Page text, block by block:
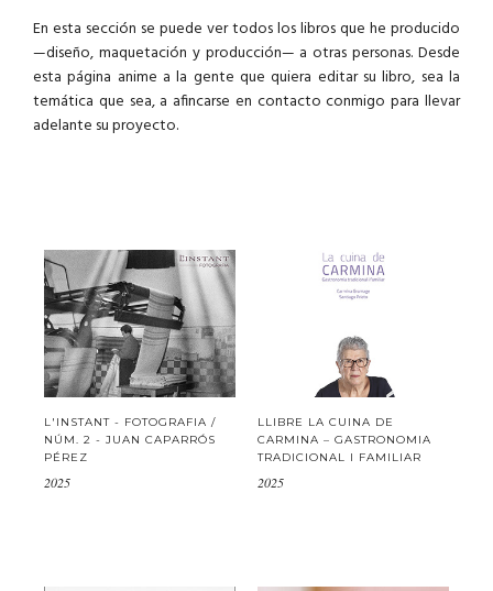
En esta sección se puede vertodos los libros que he producido
—diseño, maquetación y producción— a otras personas. Desde
esta página anime a la gente que quiera editar su libro, sea la
temática que sea, a afincarse en contacto conmigo para llevar
adelante su proyecto.
L'INSTANT - FOTOGRAFIA /
NÚM. 2 - JUAN CAPARRÓS
PÉREZ
2025
LLIBRE LA CUINA DE
CARMINA – GASTRONOMIA
TRADICIONAL I FAMILIAR
2025